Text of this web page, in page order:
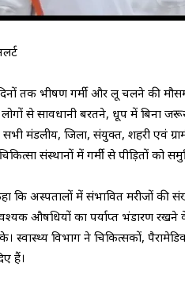
तक भीषण गर्मी और लू चलने की मौसम
से सावधानी बरतने, धूप में बिना
मंडलीय, जिला, संयुक्त, शहरी एवं
संस्थानों में गर्मी से पीड़ितों को
कि अस्पतालों में संभावित मरीजों की
औषधियों का पर्याप्त भंडारण
विभाग ने चिकित्सकों,
हैं।